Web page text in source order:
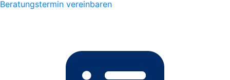
Beratungstermin vereinbaren